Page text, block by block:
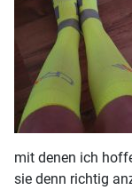
mit denen ich
sie denn richtig